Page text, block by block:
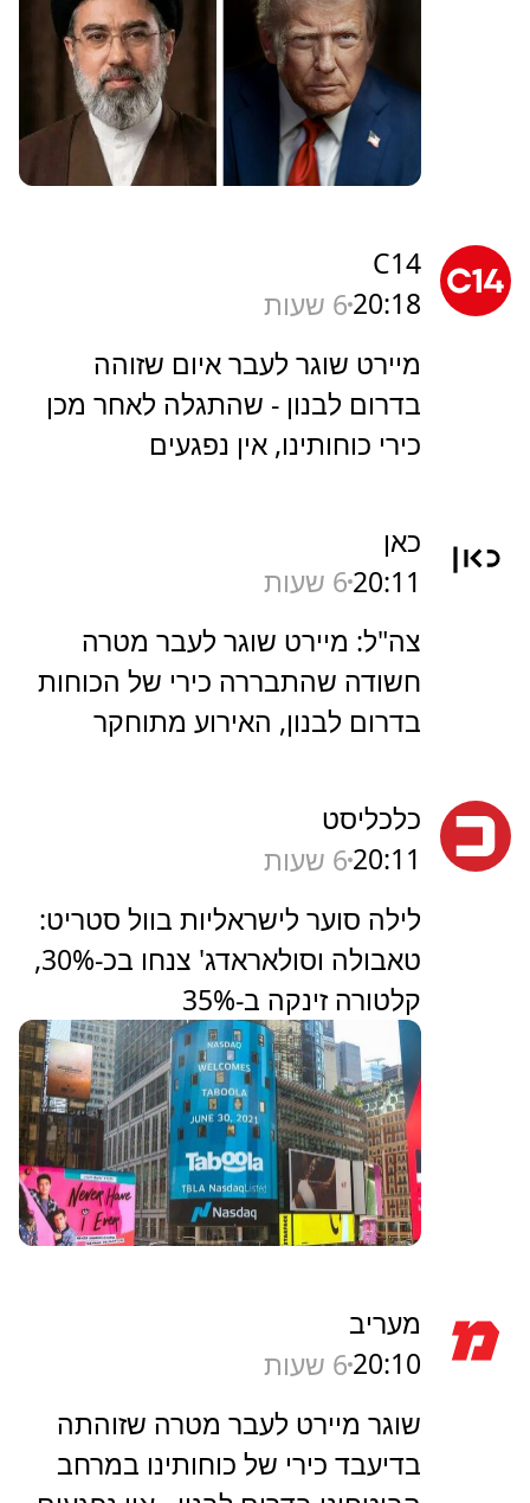
C14
20:186 שעות
מיירט שוגר לעבר איום שזוהה
בדרום לבנון - שהתגלה לאחר מכן
כירי כוחותינו, אין נפגעים
כאן
20:116 שעות
צה"ל: מיירט שוגר לעבר מטרה
חשודה שהתבררה כירי של הכוחות
בדרום לבנון, האירוע מתוחקר
כלכליסט
20:116 שעות
לילה סוער לישראליות בוול סטריט:
טאבולה וסולאראדג' צנחו בכ-30%,
קלטורה זינקה ב-35%
מעריב
20:106 שעות
שוגר מיירט לעבר מטרה שזוהתה
בדיעבד כירי של כוחותינו במרחב